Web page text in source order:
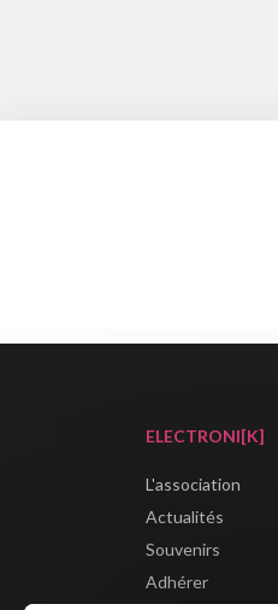
ELECTRONI[K]
L'association
Actualités
Souvenirs
Adhérer